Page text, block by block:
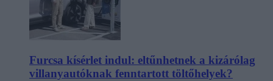
Furcsa kísérlet indul: eltűnhetnek a kizárólag
villanyautóknak fenntartott töltőhelyek?